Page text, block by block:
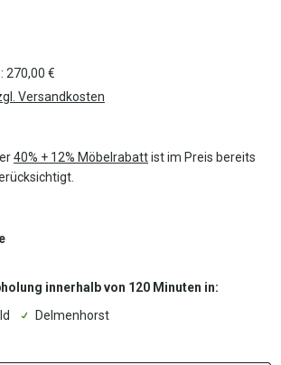
270,00 €
Versandkosten
40% + 12% Möbelrabattist im Preis bereits
innerhalb von 120 Minuten in:
Delmenhorst